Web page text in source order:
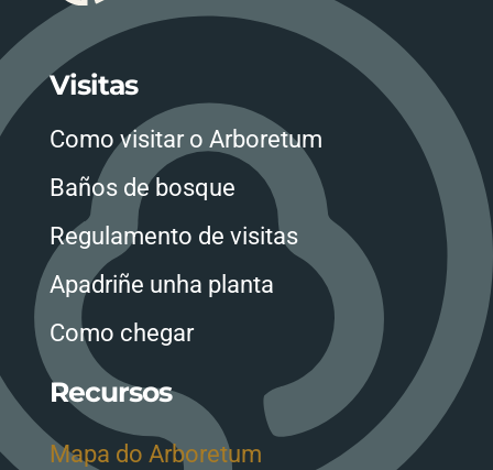
Visitas
Como visitar o Arboretum
Baños de bosque
Regulamento de visitas
Apadriñe unha planta
Como chegar
Recursos
Mapa do Arboretum